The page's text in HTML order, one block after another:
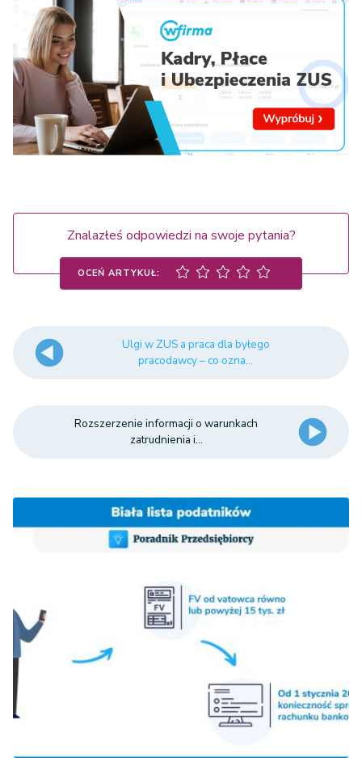
Znalazłeś odpowiedzi na swoje pytania?
OCEŃ ARTYKUŁ:
Ulgi w ZUS a praca dla byłego
pracodawcy – co ozna...
Rozszerzenie informacji o warunkach
zatrudnienia i...